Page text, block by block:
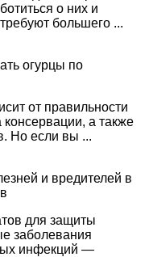
о них и
большего ...
огурцы по
от правильности
а также
Но если вы ...
и вредителей в
для защиты
заболевания
инфекций —